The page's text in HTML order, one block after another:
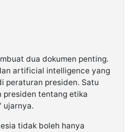
dua dokumen penting.
artificial intelligence yang
peraturan presiden. Satu
presiden tentang etika
ujarnya.
tidak boleh hanya